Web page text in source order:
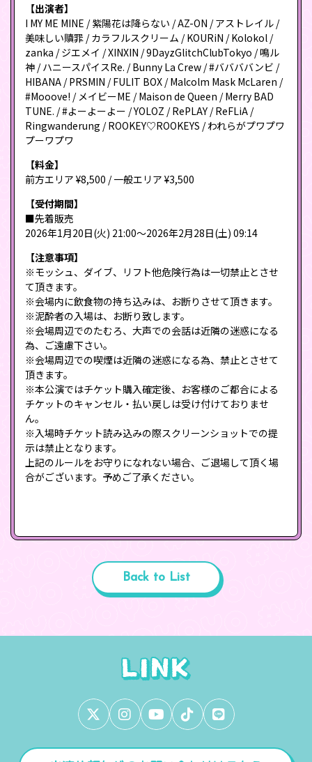
【出演者】
I MY ME MINE / 紫陽花は降らない / AZ-ON / アストレイル /
美味しい贖罪 / カラフルスクリーム / KOURiN / Kolokol /
zanka / ジエメイ / XINXIN / 9DayzGlitchClubTokyo / 鳴ル
神 / ハニースパイスRe. / Bunny La Crew / #ババババンビ /
HIBANA / PRSMIN / FULIT BOX / Malcolm Mask McLaren /
#Mooove! / メイビーME / Maison de Queen / Merry BAD
TUNE. / #よーよーよー / YOLOZ / RePLAY / ReFLiA /
Ringwanderung / ROOKEY♡ROOKEYS / われらがプワプワ
プーワプワ
【料金】
前方エリア ¥8,500 / 一般エリア ¥3,500
【受付期間】
■先着販売
2026年1月20日(火) 21:00〜2026年2月28日(土) 09:14
【注意事項】
※モッシュ、ダイブ、リフト他危険行為は一切禁止とさせ
て頂きます。
※会場内に飲食物の持ち込みは、お断りさせて頂きます。
※泥酔者の入場は、お断り致します。
※会場周辺でのたむろ、大声での会話は近隣の迷惑になる
為、ご遠慮下さい。
※会場周辺での喫煙は近隣の迷惑になる為、禁止とさせて
頂きます。
※本公演ではチケット購入確定後、お客様のご都合による
チケットのキャンセル・払い戻しは受け付けておりませ
ん。
※入場時チケット読み込みの際スクリーンショットでの提
示は禁止となります。
上記のルールをお守りになれない場合、ご退場して頂く場
合がございます。予めご了承ください。
Back to List